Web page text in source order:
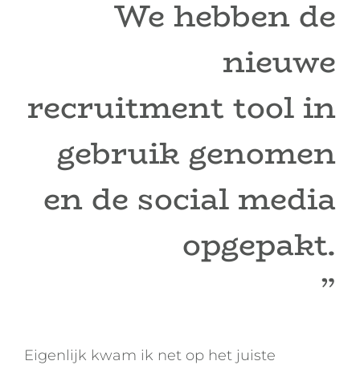
We hebben de
nieuwe
recruitment tool in
gebruik genomen
en de social media
opgepakt.
”
Eigenlijk kwam ik net op het juiste